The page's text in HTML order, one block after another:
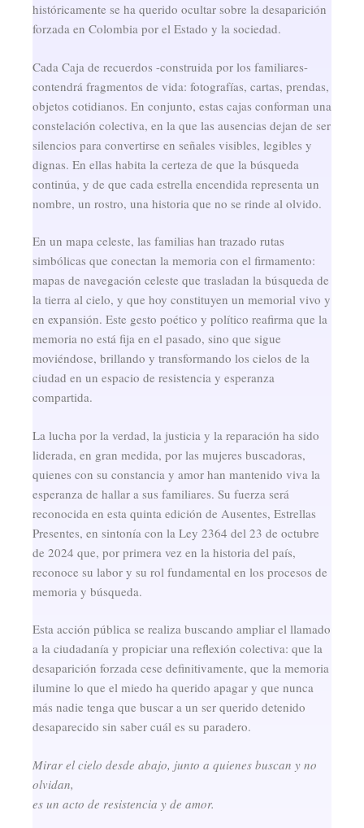
históricamente se ha querido ocultar sobre la desaparición
forzada en Colombia por el Estado y la sociedad.
Cada Caja de recuerdos -construida por los familiares-
contendrá fragmentos de vida: fotografías, cartas, prendas,
objetos cotidianos. En conjunto, estas cajas conforman una
constelación colectiva, en la que las ausencias dejan de ser
silencios para convertirse en señales visibles, legibles y
dignas. En ellas habita la certeza de que la búsqueda
continúa, y de que cada estrella encendida representa un
nombre, un rostro, una historia que no se rinde al olvido.
En un mapa celeste, las familias han trazado rutas
simbólicas que conectan la memoria con el firmamento:
mapas de navegación celeste que trasladan la búsqueda de
la tierra al cielo, y que hoy constituyen un memorial vivo y
en expansión. Este gesto poético y político reafirma que la
memoria no está fija en el pasado, sino que sigue
moviéndose, brillando y transformando los cielos de la
ciudad en un espacio de resistencia y esperanza
compartida.
La lucha por la verdad, la justicia y la reparación ha sido
liderada, en gran medida, por las mujeres buscadoras,
quienes con su constancia y amor han mantenido viva la
esperanza de hallar a sus familiares. Su fuerza será
reconocida en esta quinta edición de Ausentes, Estrellas
Presentes, en sintonía con la Ley 2364 del 23 de octubre
de 2024 que, por primera vez en la historia del país,
reconoce su labor y su rol fundamental en los procesos de
memoria y búsqueda.
Esta acción pública se realiza buscando ampliar el llamado
a la ciudadanía y propiciar una reflexión colectiva: que la
desaparición forzada cese definitivamente, que la memoria
ilumine lo que el miedo ha querido apagar y que nunca
más nadie tenga que buscar a un ser querido detenido
desaparecido sin saber cuál es su paradero.
Mirar el cielo desde abajo, junto a quienes buscan y no
olvidan,
es un acto de resistencia y de amor.